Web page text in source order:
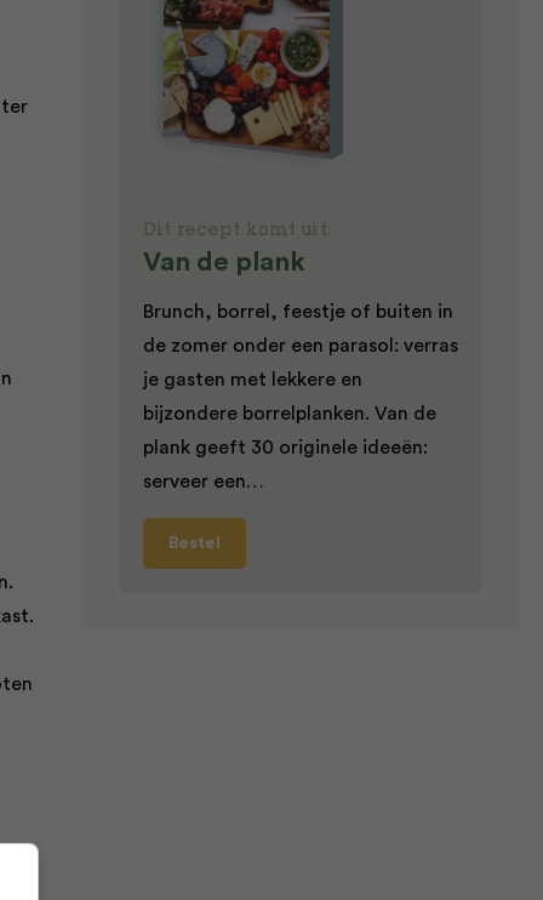
Dit recept komt uit:
Van de plank
Brunch, borrel, feestje of buiten in
de zomer onder een parasol: verras
je gasten met lekkere en
bijzondere borrelplanken. Van de
plank geeft 30 originele ideeën:
serveer een…
Bestel